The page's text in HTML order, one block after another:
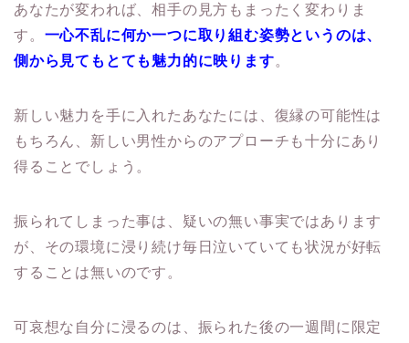
あなたが変われば、相手の見方もまったく変わりま
す。 一心不乱に何か一つに取り組む姿勢というのは、
側から見てもとても魅力的に映ります。
新しい魅力を手に入れたあなたには、復縁の可能性は
もちろん、 新しい男性からのアプローチも十分にあり
得ることでしょう。
振られてしまった事は、疑いの無い事実ではあります
が、 その環境に浸り続け毎日泣いていても状況が好転
することは無いのです。
可哀想な自分に浸るのは、振られた後の一週間に限定